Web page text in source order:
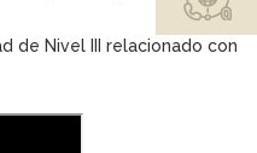
de Nivel III relacionado con